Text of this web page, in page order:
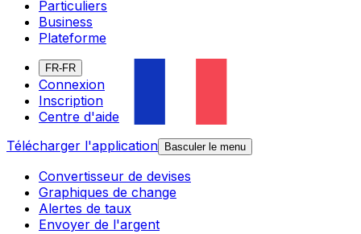
Particuliers
Business
Plateforme
FR-FR
Connexion
Inscription
Centre d'aide
Télécharger l'application
Basculer le menu
Convertisseur de devises
Graphiques de change
Alertes de taux
Envoyer de l'argent